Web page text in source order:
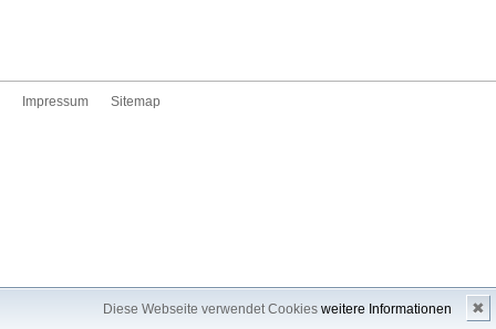
Diese Webseite verwendet Cookies weitere Informationen ✖
Impressum Sitemap